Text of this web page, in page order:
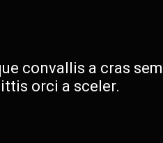
convallis a cras
orci a sceler.